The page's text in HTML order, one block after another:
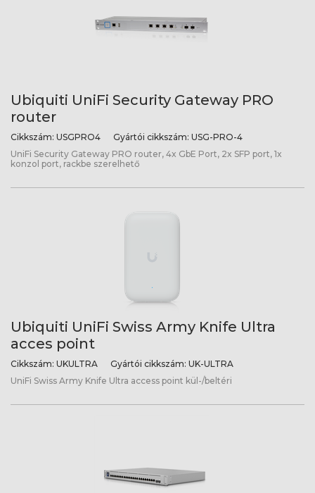
Ubiquiti UniFi Security Gateway PRO
router
Cikkszám: USGPRO4 Gyártói cikkszám: USG-PRO-4
UniFi Security Gateway PRO router, 4x GbE Port, 2x SFP port, 1x
konzol port, rackbe szerelhető
Ubiquiti UniFi Swiss Army Knife Ultra
acces point
Cikkszám: UKULTRA Gyártói cikkszám: UK-ULTRA
UniFi Swiss Army Knife Ultra access point kül-/beltéri